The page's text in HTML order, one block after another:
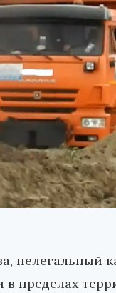
нелегальный
пределах